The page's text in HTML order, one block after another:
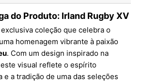
do Produto: Irland Rugby XV
coleção que celebra o
homenagem vibrante à paixão
. Com um design inspirado na
visual reflete o espírito
e a tradição de uma das seleções